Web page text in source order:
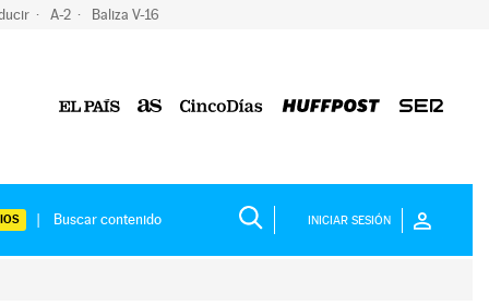
A-2 Baliza V-16
INICIAR SESIÓN